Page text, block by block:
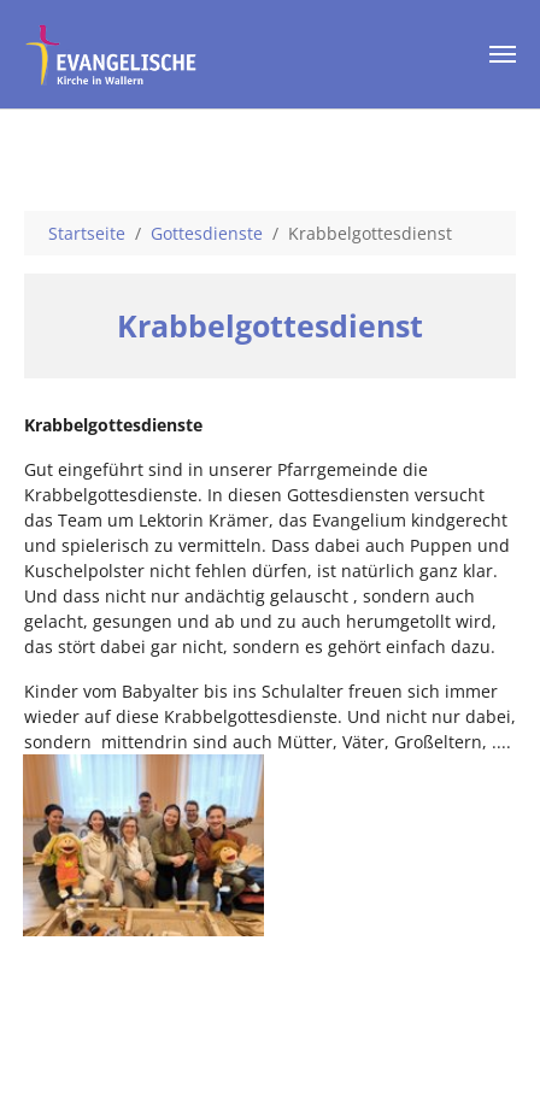
You are here:
Startseite Gottesdienste Krabbelgottesdienst
Krabbelgottesdienst
Krabbelgottesdienste
Gut eingeführt sind in unserer Pfarrgemeinde die
Krabbelgottesdienste. In diesen Gottesdiensten versucht
das Team um Lektorin Krämer, das Evangelium kindgerecht
und spielerisch zu vermitteln. Dass dabei auch Puppen und
Kuschelpolster nicht fehlen dürfen, ist natürlich ganz klar.
Und dass nicht nur andächtig gelauscht , sondern auch
gelacht, gesungen und ab und zu auch herumgetollt wird,
das stört dabei gar nicht, sondern es gehört einfach dazu.
Kinder vom Babyalter bis ins Schulalter freuen sich immer
wieder auf diese Krabbelgottesdienste. Und nicht nur dabei,
sondern mittendrin sind auch Mütter, Väter, Großeltern, ....